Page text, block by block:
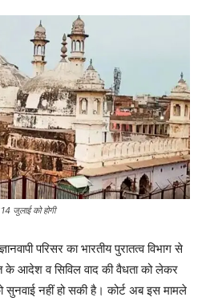
जुलाई को होगी
परिसर का भारतीय पुरातत्व विभाग से
के आदेश व सिविल वाद की वैधता को लेकर
सुनवाई नहीं हो सकी है। कोर्ट अब इस मामले